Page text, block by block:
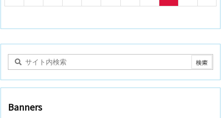
Banners